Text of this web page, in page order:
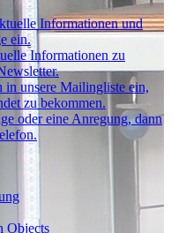
Informationen und
ein.
Informationen zu
in unsere Mailingliste ein,
zu bekommen.
oder eine Anregung, dann
Objects